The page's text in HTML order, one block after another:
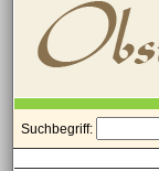
Suchbegriff: